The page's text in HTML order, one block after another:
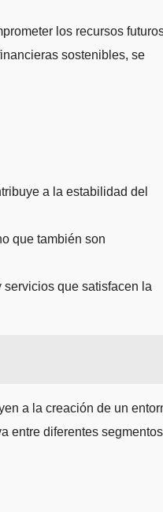
los recursos
sostenibles, se
a la estabilidad del
que también son
que satisfacen la
a la creación de un
entre diferentes segmentos